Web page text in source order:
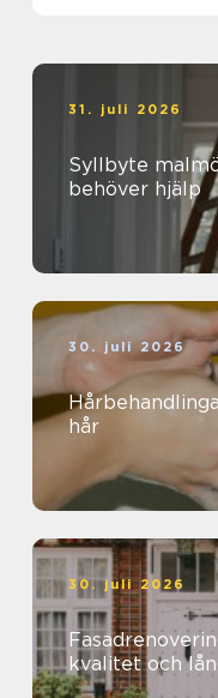
31. juli 2026
Syllbyte malmö när husets
behöver hjälp
30. juli 2026
Hårbehandlingar så väljer du rätt för
hår
30. juli 2026
kvalitet och